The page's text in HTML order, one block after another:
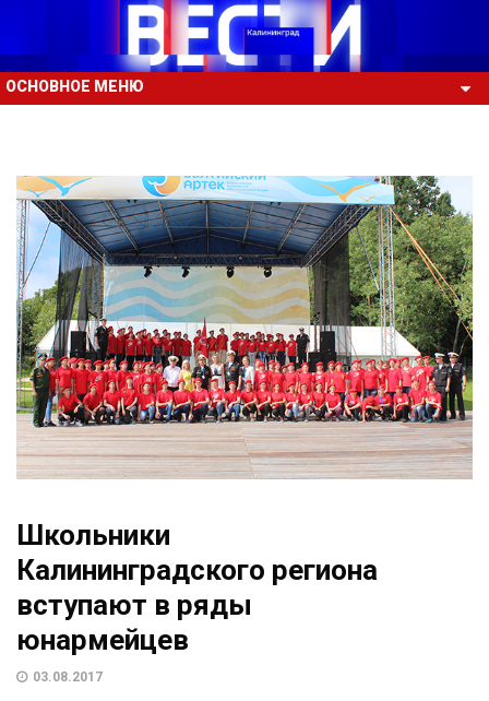
ОСНОВНОЕ МЕНЮ
Школьники
Калининградского региона
вступают в ряды
юнармейцев
03.08.2017